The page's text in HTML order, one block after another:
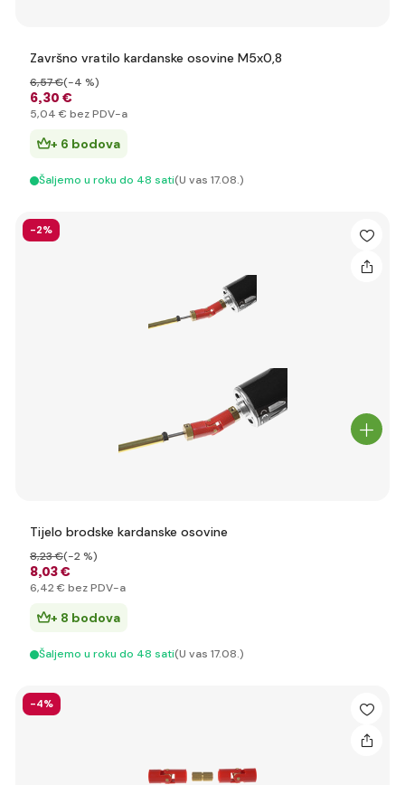
Završno vratilo kardanske osovine M5x0,8
6,30 €
6,57 €(-4 %)
5,04 € bez PDV-a
+ 6 bodova
Šaljemo u roku do 48 sati(U vas 17.08.)
-2%
Tijelo brodske kardanske osovine
8,03 €
8,23 €(-2 %)
6,42 € bez PDV-a
+ 8 bodova
Šaljemo u roku do 48 sati(U vas 17.08.)
-4%